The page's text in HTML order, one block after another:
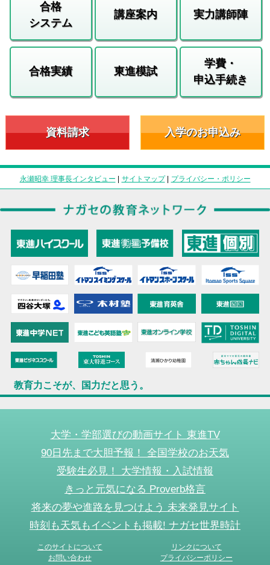
合格
システム
講座案内 実力講師陣
合格実績 東進模試
学費・
申込手続き
資料請求 入学のお申込み
永瀬昭幸 理事長インタビュー サイトマップ| プライバシー・ポリシー
教育力こそが、国力だと思う。
大学・学部選びの動画サイト 東進TV
90日先まで大胆予報！ 全国学校のお天気
受験生必見！ 大学情報・入試情報
きっと元気になる Proverb格言
将来の夢や進路を見つけよう 未来発見サイト
時刻も天気もイベントも掲載! ナガセ世界時計
このサイトについて
リンクについて
お問い合わせ
プライバシーポリシー